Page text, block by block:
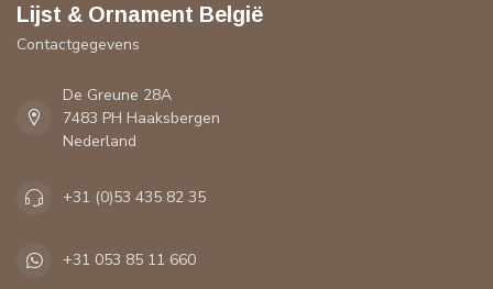
Lijst & Ornament België
Contactgegevens
De Greune 28A
7483 PH Haaksbergen
Nederland
+31 (0)53 435 82 35
+31 053 85 11 660